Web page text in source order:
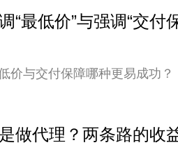
“最低价”与强调“交付
价与交付保障哪种更易成功？
做代理？两条路的收